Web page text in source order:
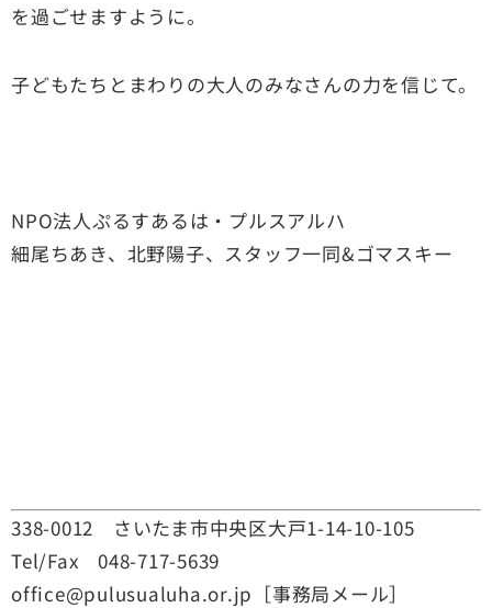
を過ごせますように。
子どもたちとまわりの大人のみなさんの力を信じて。
NPO法人ぷるすあるは・プルスアルハ
細尾ちあき、北野陽子、スタッフ一同&ゴマスキー
338-0012 さいたま市中央区大戸1-14-10-105
Tel/Fax 048-717-5639
office@pulusualuha.or.jp ［事務局メール］